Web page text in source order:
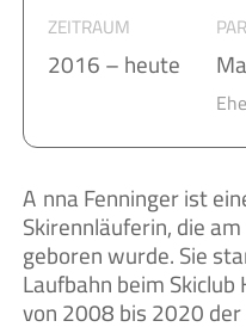
ZEITRAUM
2016 – heute
Anna Fenninger ist eine ehemalige österreichische
Skirennläuferin, die
geboren wurde. Sie
Laufbahn beim
von 2008 bis 2020